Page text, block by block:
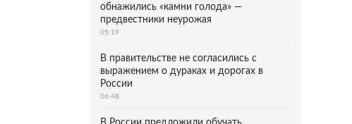
обнажились «камни голода» —
предвестники неурожая
05:19
В правительстве не согласились с
выражением о дураках и дорогах в
России
06:48